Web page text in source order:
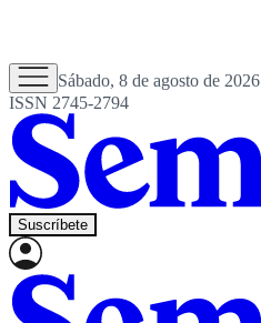
Sábado, 8 de agosto de 2026
ISSN 2745-2794
Suscríbete